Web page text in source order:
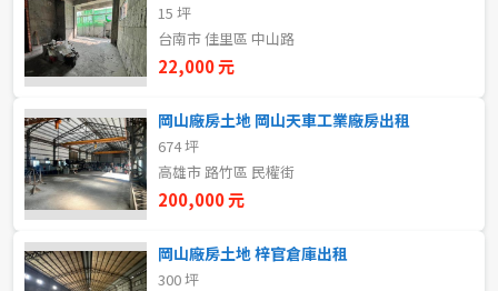
彰化縣
南投縣
雲林縣
嘉義市
嘉義縣
台南市
坪數
不拘
20~30 坪
40~50 坪
60~70 坪 70~80 坪
15 坪
台南市 佳里區 中山路
22,000 元
岡山廠房土地 岡山天車工業廠房出租
674 坪
高雄市 路竹區 民權街
200,000 元
岡山廠房土地 梓官倉庫出租
300 坪